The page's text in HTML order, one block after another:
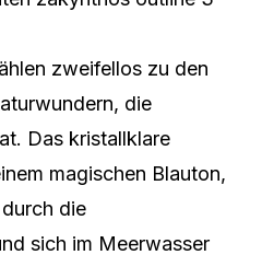
zweifellos zu den
die
Das kristallklare
magischen Blauton,
die
sich im Meerwasser